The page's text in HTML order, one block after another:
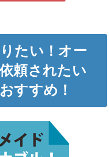
たい！オー
頼されたい
すすめ！